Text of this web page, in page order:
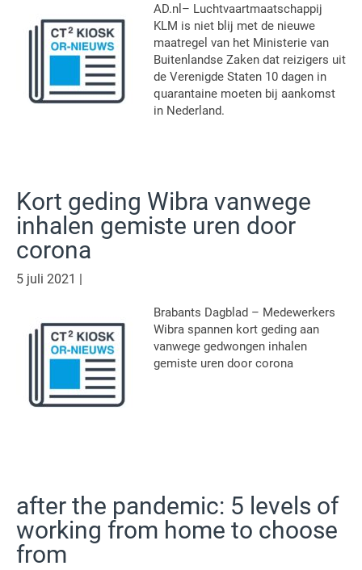
AD.nl– Luchtvaartmaatschappij
KLM is niet blij met de nieuwe
maatregel van het Ministerie van
Buitenlandse Zaken dat reizigers uit
de Verenigde Staten 10 dagen in
quarantaine moeten bij aankomst
in Nederland.
Kort geding Wibra vanwege
inhalen gemiste uren door
corona
5 juli 2021
Brabants Dagblad – Medewerkers
Wibra spannen kort geding aan
vanwege gedwongen inhalen
gemiste uren door corona
after the pandemic: 5 levels of
working from home to choose
from